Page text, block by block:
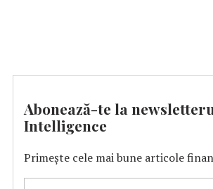
Abonează-te la
Intelligence
Primește cele mai bune articole